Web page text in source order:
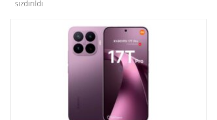
sızdırıldı